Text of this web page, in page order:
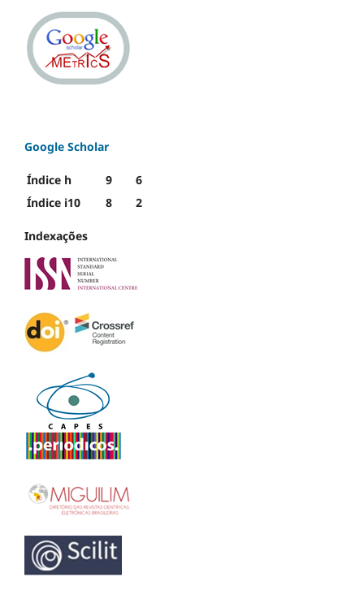
Google Scholar
Índice h 9
6
Índice i10
8 2
Indexações